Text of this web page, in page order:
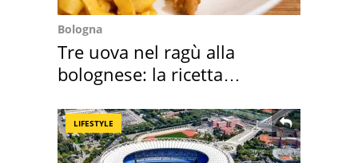
Bologna
Tre uova nel ragù alla
bolognese: la ricetta
LIFESTYLE